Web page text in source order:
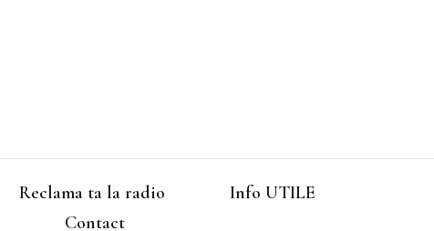
Reclama ta la radio
Info UTILE
Contact